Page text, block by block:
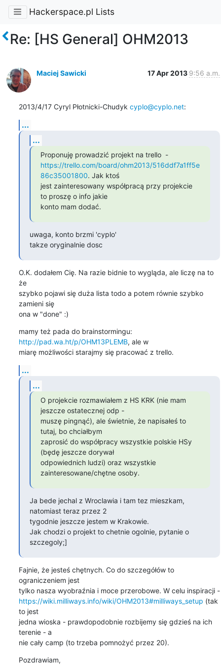
Hackerspace.pl Lists
Re: [HS General] OHM2013
Maciej Sawicki 17 Apr 2013 9:56 a.m.
2013/4/17 Cyryl Płotnicki-Chudyk cyplo@cyplo.net:
...
...
Proponuję prowadzić projekt na trello  -
https://trello.com/board/ohm2013/516ddf7a1ff5e
86c35001800. Jak ktoś
jest zainteresowany współpracą przy projekcie
to proszę o info jakie
konto mam dodać.
uwaga, konto brzmi 'cyplo'
takze oryginalnie dosc
O.K. dodałem Cię. Na razie bidnie to wygląda, ale liczę na to
że
szybko pojawi się duża lista todo a potem równie szybko
zamieni się
ona w "done" :)
http://pad.wa.ht/p/OHM13PLEMB, ale w
miarę możliwości starajmy się pracować z trello.
...
...
O projekcie rozmawiałem z HS KRK (nie mam
jeszcze ostatecznej odp -
muszę pingnąć), ale świetnie, że napisałeś to
tutaj, bo chciałbym
zaprosić do współpracy wszystkie polskie HSy
(będę jeszcze dorywał
odpowiednich ludzi) oraz wszystkie
zainteresowane/chętne osoby.
Ja bede jechal z Wroclawia i tam tez mieszkam,
natomiast teraz przez 2
tygodnie jeszcze jestem w Krakowie.
Jak chodzi o projekt to chetnie ogolnie, pytanie o
szczegoly;]
Fajnie, że jesteś chętnych. Co do szczegółów to
ograniczeniem jest
tylko nasza wyobraźnia i moce przerobowe. W celu inspiracji -
https://wiki.milliways.info/wiki/OHM2013#milliways_setup (tak
to jest
jedna wioska - prawdopodobnie rozbijemy się gdzieś na ich
terenie - a
nie cały camp (to trzeba pomnożyć przez 20).
Pozdrawiam,